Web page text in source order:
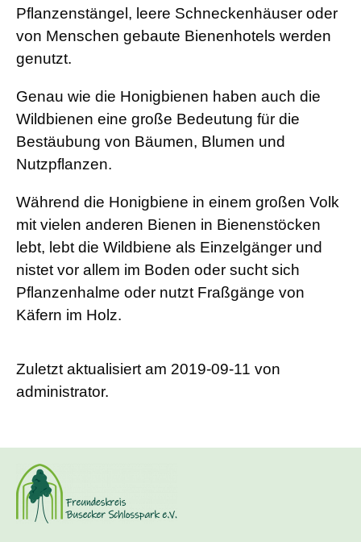
Pflanzenstängel, leere Schneckenhäuser oder
von Menschen gebaute Bienenhotels werden
genutzt.
Genau wie die Honigbienen haben auch die
Wildbienen eine große Bedeutung für die
Bestäubung von Bäumen, Blumen und
Nutzpflanzen.
Während die Honigbiene in einem großen Volk
mit vielen anderen Bienen in Bienenstöcken
lebt, lebt die Wildbiene als Einzelgänger und
nistet vor allem im Boden oder sucht sich
Pflanzenhalme oder nutzt Fraßgänge von
Käfern im Holz.
Zuletzt aktualisiert am 2019-09-11 von
administrator.